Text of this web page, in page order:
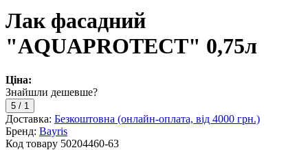
Лак фасадний
"AQUAPROTECT" 0,75л
Ціна:
Знайшли дешевше?
5 / 1
Доставка: Безкоштовна (онлайн-оплата, від 4000 грн.)
Бренд: Bayris
Код товару 50204460-63